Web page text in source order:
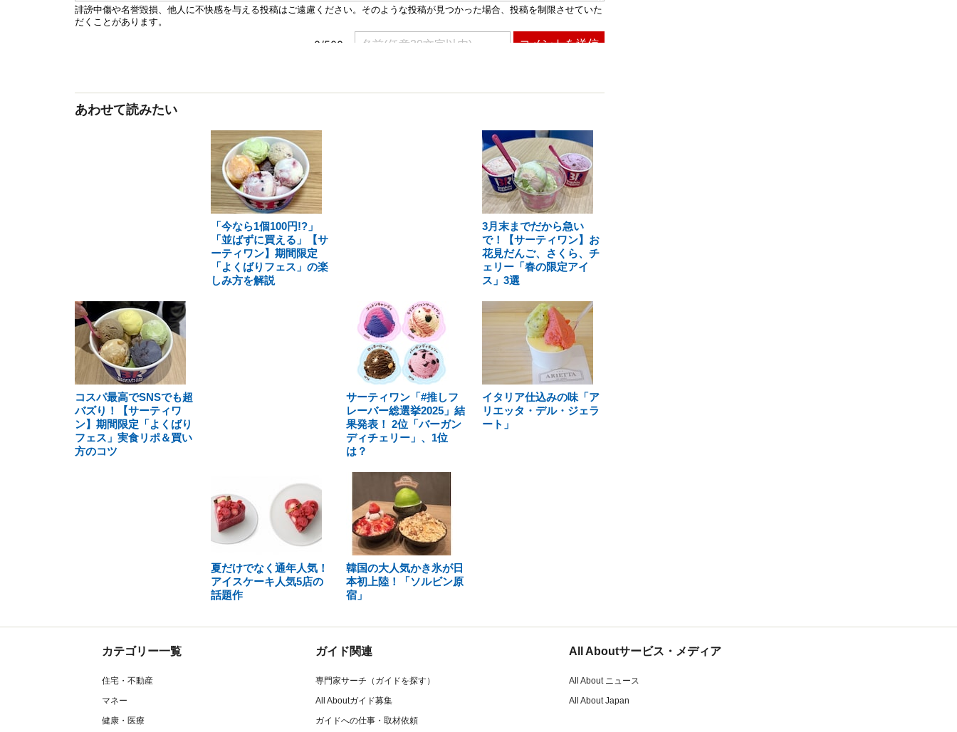
あわせて読みたい
「今なら1個100円!?」
「並ばずに買える」【サ
ーティワン】期間限定
「よくばりフェス」の楽
しみ方を解説
3月末までだから急い
で！【サーティワン】お
花見だんご、さくら、チ
ェリー「春の限定アイ
ス」3選
コスパ最高でSNSでも超
バズり！【サーティワ
ン】期間限定「よくばり
フェス」実食リポ＆買い
方のコツ
サーティワン「#推しフ
レーバー総選挙2025」結
果発表！ 2位「バーガン
ディチェリー」、1位
は？
イタリア仕込みの味「ア
リエッタ・デル・ジェラ
ート」
夏だけでなく通年人気！
アイスケーキ人気5店の
話題作
韓国の大人気かき氷が日
本初上陸！「ソルビン原
宿」
カテゴリー一覧
住宅・不動産
マネー
健康・医療
ガイド関連
専門家サーチ（ガイドを探す）
All Aboutガイド募集
ガイドへの仕事・取材依頼
All Aboutサービス・メディア
All About ニュース
All About Japan